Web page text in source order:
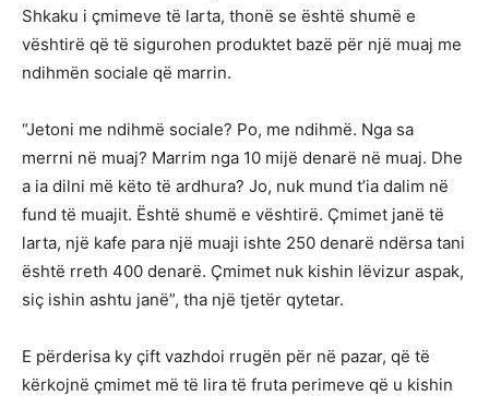
Shkaku i çmimeve të larta, thonë se është shumë e
vështirë që të sigurohen produktet bazë për një muaj me
ndihmën sociale që marrin.
“Jetoni me ndihmë sociale? Po, me ndihmë. Nga sa
merrni në muaj? Marrim nga 10 mijë denarë në muaj. Dhe
a ia dilni më këto të ardhura? Jo, nuk mund t’ia dalim në
fund të muajit. Është shumë e vështirë. Çmimet janë të
larta, një kafe para një muaji ishte 250 denarë ndërsa tani
është rreth 400 denarë. Çmimet nuk kishin lëvizur aspak,
siç ishin ashtu janë”, tha një tjetër qytetar.
E përderisa ky çift vazhdoi rrugën për në pazar, që të
kërkojnë çmimet më të lira të fruta perimeve që u kishin